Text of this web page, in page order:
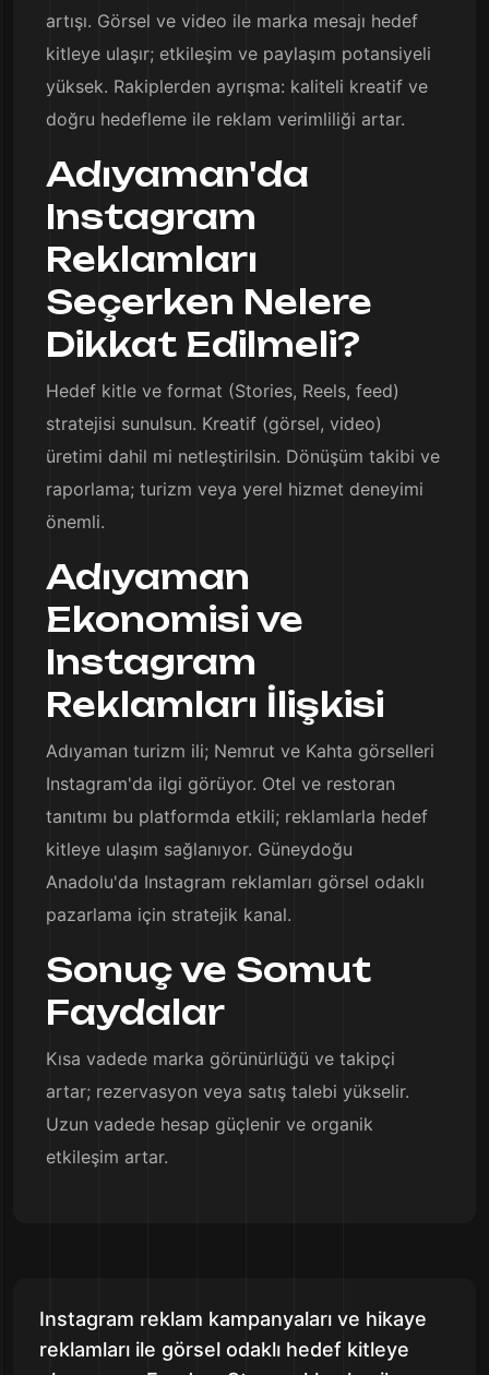
artışı. Görsel ve video ile marka mesajı hedef
kitleye ulaşır; etkileşim ve paylaşım potansiyeli
yüksek. Rakiplerden ayrışma: kaliteli kreatif ve
doğru hedefleme ile reklam verimliliği artar.
Adıyaman'da
Instagram
Reklamları
Seçerken Nelere
Dikkat Edilmeli?
Hedef kitle ve format (Stories, Reels, feed)
stratejisi sunulsun. Kreatif (görsel, video)
üretimi dahil mi netleştirilsin. Dönüşüm takibi ve
raporlama; turizm veya yerel hizmet deneyimi
önemli.
Adıyaman
Ekonomisi ve
Instagram
Reklamları İlişkisi
Adıyaman turizm ili; Nemrut ve Kahta görselleri
Instagram'da ilgi görüyor. Otel ve restoran
tanıtımı bu platformda etkili; reklamlarla hedef
kitleye ulaşım sağlanıyor. Güneydoğu
Anadolu'da Instagram reklamları görsel odaklı
pazarlama için stratejik kanal.
Sonuç ve Somut
Faydalar
Kısa vadede marka görünürlüğü ve takipçi
artar; rezervasyon veya satış talebi yükselir.
Uzun vadede hesap güçlenir ve organik
etkileşim artar.
Instagram reklam kampanyaları ve hikaye
reklamları ile görsel odaklı hedef kitleye